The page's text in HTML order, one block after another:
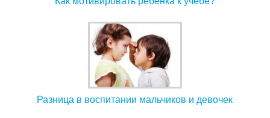
Разница в воспитании мальчиков и девочек